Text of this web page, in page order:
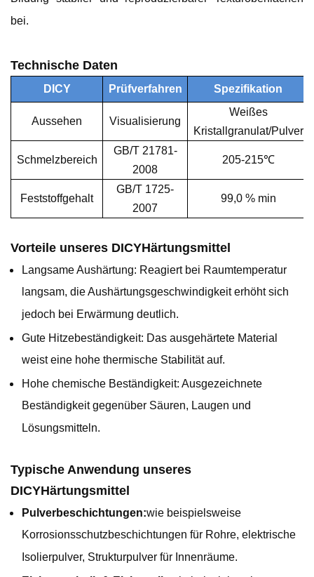
bei.
Technische Daten
DICY Prüfverfahren Spezifikation
Aussehen Visualisierung
Weißes
Kristallgranulat/Pulver
Schmelzbereich
GB/T 21781-
2008
205-215℃
Feststoffgehalt
GB/T 1725-
2007
99,0 % min
Vorteile unseres DICYHärtungsmittel
Langsame Aushärtung: Reagiert bei Raumtemperatur
langsam, die Aushärtungsgeschwindigkeit erhöht sich
jedoch bei Erwärmung deutlich.
Gute Hitzebeständigkeit: Das ausgehärtete Material
weist eine hohe thermische Stabilität auf.
Hohe chemische Beständigkeit: Ausgezeichnete
Beständigkeit gegenüber Säuren, Laugen und
Lösungsmitteln.
Typische Anwendung unseres
DICYHärtungsmittel
Pulverbeschichtungen:wie beispielsweise
Korrosionsschutzbeschichtungen für Rohre, elektrische
Isolierpulver, Strukturpulver für Innenräume.